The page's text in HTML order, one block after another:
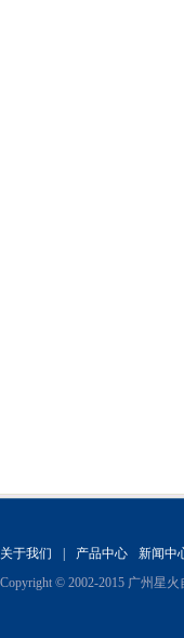
关于我们 产品中心 新闻中
Copyright © 2002-2015 广州星